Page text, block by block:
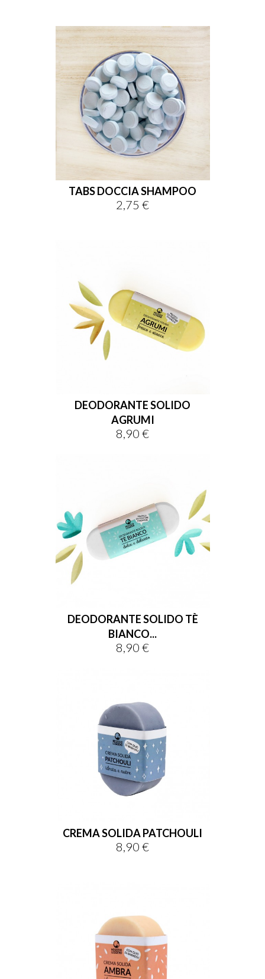
TABS DOCCIA SHAMPOO
Prezzo
2,75 €
DEODORANTE SOLIDO
AGRUMI
Prezzo
8,90 €
DEODORANTE SOLIDO TÈ
BIANCO...
Prezzo
8,90 €
CREMA SOLIDA PATCHOULI
Prezzo
8,90 €